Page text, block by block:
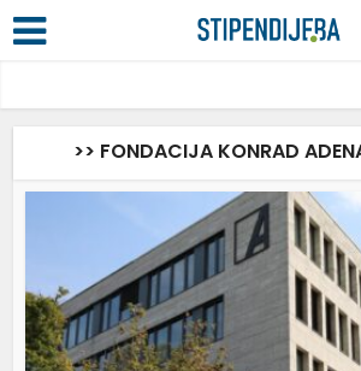
>> FONDACIJA KONRAD